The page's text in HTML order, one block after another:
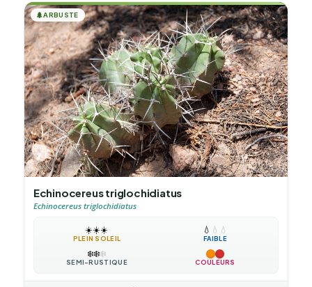
🌲ARBUSTE
Echinocereus triglochidiatus
Echinocereus triglochidiatus
☀️☀️☀️
PLEIN SOLEIL
💧 💧 💧
FAIBLE
❄️❄️❄️
SEMI-RUSTIQUE COULEURS